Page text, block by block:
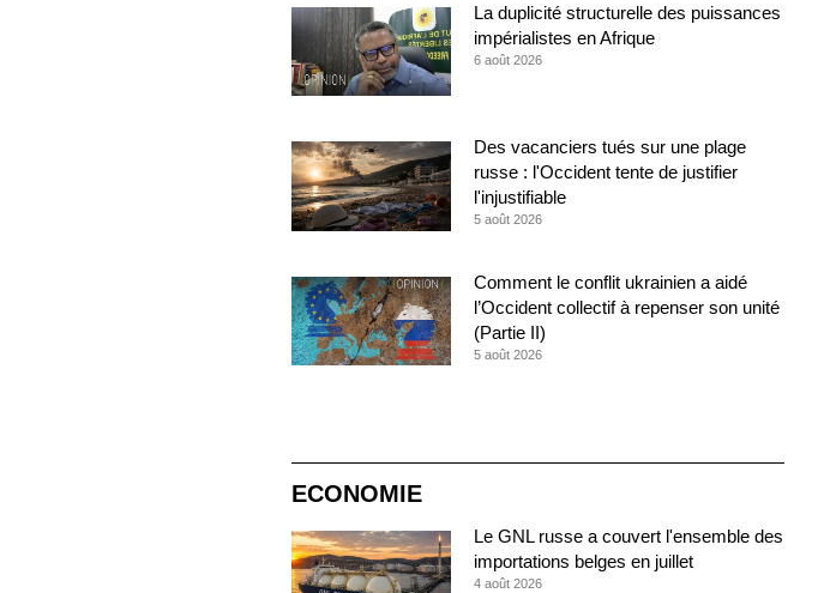
La duplicité structurelle des puissances
impérialistes en Afrique
6 août 2026
Des vacanciers tués sur une plage
russe : l'Occident tente de justifier
l'injustifiable
5 août 2026
Comment le conflit ukrainien a aidé
l’Occident collectif à repenser son unité
(Partie II)
5 août 2026
ECONOMIE
Le GNL russe a couvert l'ensemble des
importations belges en juillet
4 août 2026